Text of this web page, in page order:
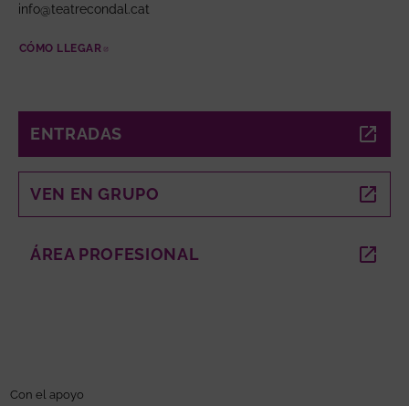
info@teatrecondal.cat
CÓMO LLEGAR
ENTRADAS
VEN EN GRUPO
ÁREA PROFESIONAL ABRE EN NUEVA VENTANA
Con el apoyo